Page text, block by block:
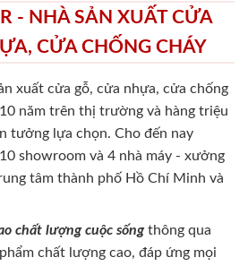
- NHÀ SẢN XUẤT CỬA
CỬA CHỐNG CHÁY
xuất cửa gỗ, cửa nhựa, cửa chống
năm trên thị trường và hàng triệu
tưởng lựa chọn. Cho đến nay
showroom và 4 nhà máy - xưởng
tâm thành phố Hồ Chí Minh và
chất lượng cuộc sốngthông qua
chất lượng cao, đáp ứng mọi